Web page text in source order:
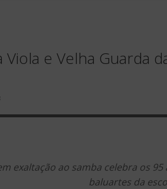
Viola e Velha Guarda
exaltação ao samba celebra os
baluartes da